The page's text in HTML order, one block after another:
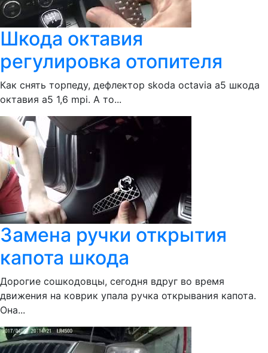
Шкода октавия
регулировка отопителя
Как снять торпеду, дефлектор skoda octavia a5 шкода
октавия а5 1,6 mpi. А то...
Замена ручки открытия
капота шкода
Дорогие сошкодовцы, сегодня вдруг во время
движения на коврик упала ручка открывания капота.
Она...